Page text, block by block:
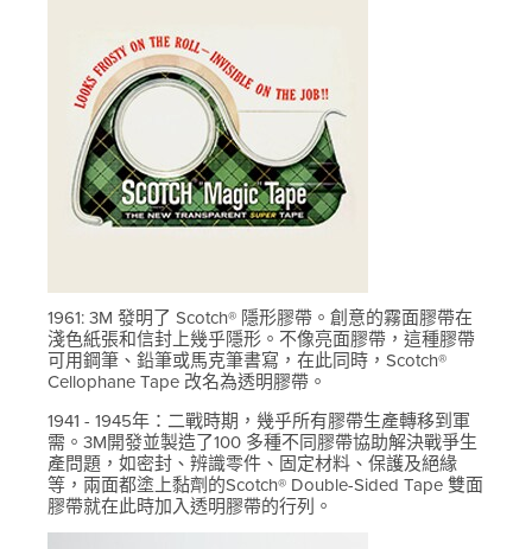
1961: 3M 發明了 Scotch® 隱形膠帶。創意的霧面膠帶在
淺色紙張和信封上幾乎隱形。不像亮面膠帶，這種膠帶
可用鋼筆、鉛筆或馬克筆書寫，在此同時，Scotch®
Cellophane Tape 改名為透明膠帶。
1941 - 1945年：二戰時期，幾乎所有膠帶生產轉移到軍
需。3M開發並製造了100 多種不同膠帶協助解決戰爭生
產問題，如密封、辨識零件、固定材料、保護及絕緣
等，兩面都塗上黏劑的Scotch® Double-Sided Tape 雙面
膠帶就在此時加入透明膠帶的行列。